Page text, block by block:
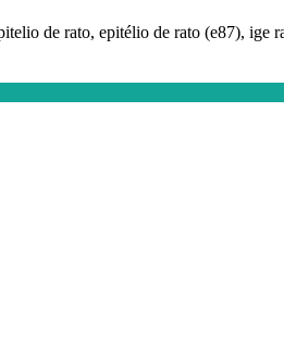
de rato, epitélio de rato (e87), ige